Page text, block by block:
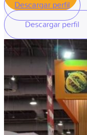
Descargar perfil
Descargar perfil